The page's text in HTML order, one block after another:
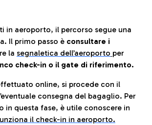
in aeroporto, il percorso segue una
Il primo passo è consultare i
la segnaletica dell’aeroporto per
check-in o il gate di riferimento.
online, si procede con il
consegna del bagaglio. Per
in questa fase, è utile conoscere in
il check-in in aeroporto.